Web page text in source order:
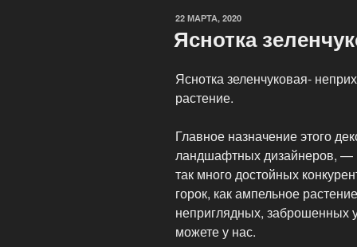
22 МАРТА, 2020
Яснотка
Яснотка зеленчуковая-
растение.
Главное назначение этого
ландшафтных дизайнеров, —
так много достойных
горок, как ампельное
неприглядных, заброшенных
можете у нас.